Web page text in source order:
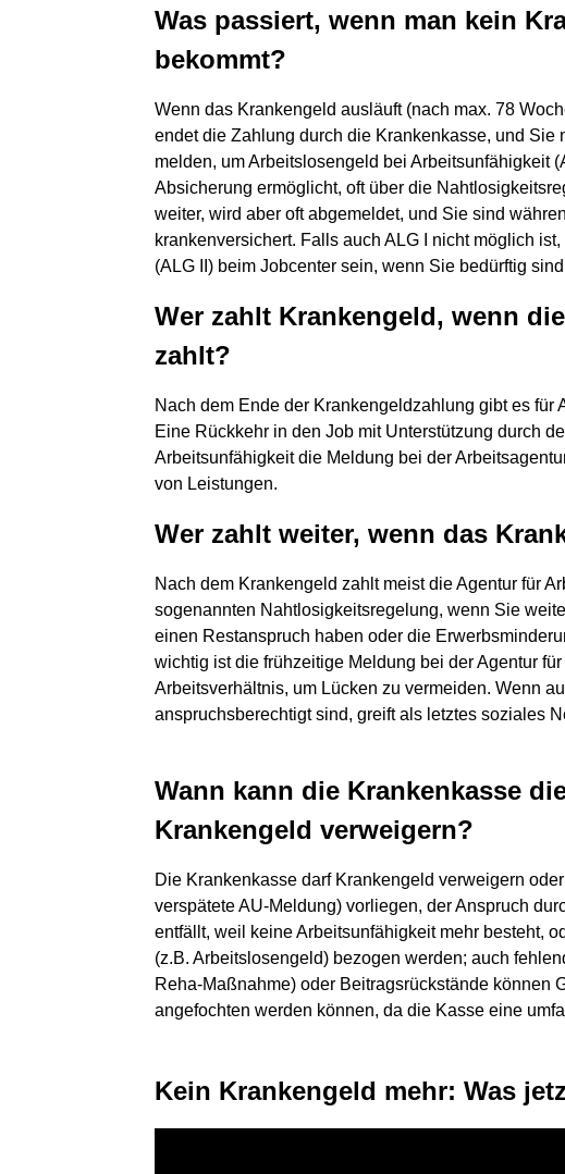
Was passiert, wenn man kein
bekommt?
Wenn das Krankengeld ausläuft (nach max. 78
endet die Zahlung durch die Krankenkasse, und Sie
melden, um Arbeitslosengeld bei Arbeitsunfähigkeit
Absicherung ermöglicht, oft über die
weiter, wird aber oft abgemeldet, und Sie sind
krankenversichert. Falls auch ALG I nicht möglich
(ALG II) beim Jobcenter sein, wenn Sie bedürftig
Wer zahlt Krankengeld, wenn
zahlt?
Nach dem Ende der Krankengeldzahlung gibt es für
Eine Rückkehr in den Job mit Unterstützung durch
Arbeitsunfähigkeit die Meldung bei der
von Leistungen.
Wer zahlt weiter, wenn das
Nach dem Krankengeld zahlt meist die Agentur für
sogenannten Nahtlosigkeitsregelung, wenn Sie
einen Restanspruch haben oder die
wichtig ist die frühzeitige Meldung bei der Agentur
Arbeitsverhältnis, um Lücken zu vermeiden. Wenn
anspruchsberechtigt sind, greift als letztes soziales
Wann kann die Krankenkasse
Krankengeld verweigern?
Die Krankenkasse darf Krankengeld verweigern
verspätete AU-Meldung) vorliegen, der Anspruch
entfällt, weil keine Arbeitsunfähigkeit mehr besteht,
(z.B. Arbeitslosengeld) bezogen werden; auch
Reha-Maßnahme) oder Beitragsrückstände können
angefochten werden können, da die Kasse eine
Kein Krankengeld mehr: Was